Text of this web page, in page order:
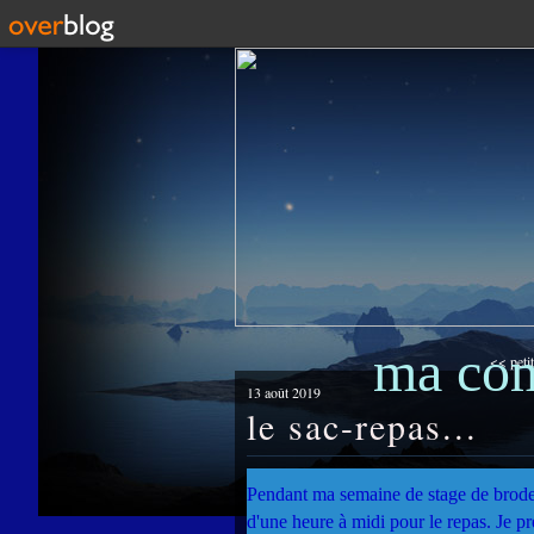
ma <<
13 août 2019
le sac-repas...
Pendant ma semaine de stage de
d'une heure à midi pour le repas. Je